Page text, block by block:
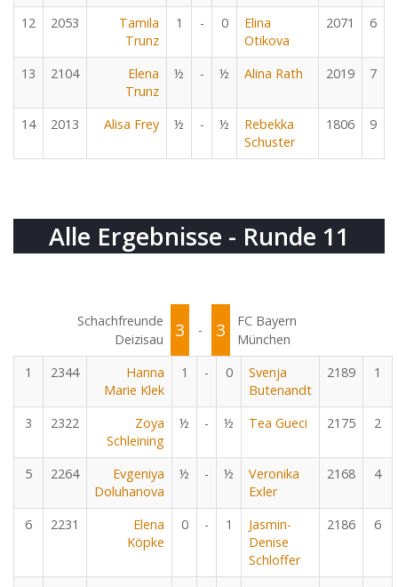
12 2053
Tamila
Trunz
1 - 0
Elina
Otikova
2071 6
13 2104
Elena
Trunz
½ - ½ Alina Rath 2019 7
14 2013 Alisa Frey ½ - ½
Rebekka
Schuster
1806 9
Alle Ergebnisse - Runde 11
Schachfreunde
Deizisau
3 - 3
FC Bayern
München
1
2344
Hanna
Marie Klek
1 - 0
Svenja
Butenandt
2189 1
3 2322
Zoya
Schleining
½ - ½ Tea Gueci 2175 2
5 2264
Evgeniya
Doluhanova
½ - ½
Veronika
Exler
2168 4
6 2231
Elena
Köpke
0 - 1
Jasmin-
Denise
Schloffer
2186 6